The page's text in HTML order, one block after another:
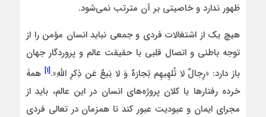
ظهور ندارد و خاصیتی بر آن مترتب نمی‌شود.
هیچ یک از اشتغالات فردی و جمعی نباید انسان مؤمن را از
توجه باطنی و اتصال قلبی با حقیقت عالم و پروردگار جهان
باز دارد: «رِجالٌ لا تُلهِیهِم تِجارَهٌ وَ لا بَیعٌ عَن ذِکرِ اللَّهِ».[۱]
همۀ
خرده رفتارها یا کلان پروژه‌های انسان در این عالم، باید از
مجرای ایمان و عبودیت عبور کند تا همزمان در تعالی فردی